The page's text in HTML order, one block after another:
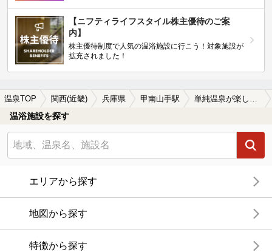
【ニフティライフスタイル株主優待のご案
内】
株主優待制度で人気の温浴施設に行こう！対象施設が
拡充されました！
温泉TOP 関西(近畿) 兵庫県 甲南山手駅 単純温泉が楽しめる甲南山手駅近くの温泉、日帰り温泉、スーパー銭湯おすすめ
温浴施設を探す
エリアから探す
地図から探す
特徴から探す